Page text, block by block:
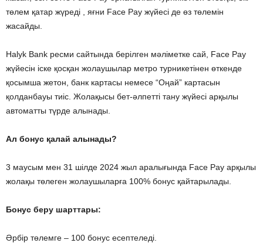
төлем қатар жүреді , яғни Face Pay жүйесі де өз төлемін
жасайды.
Halyk Bank ресми сайтында берілген мәліметке сай, Face Pay
жүйесін іске қосқан жолаушылар метро турникетінен өткенде
қосымша жетон, банк картасы немесе “Оңай” картасын
қолданбауы тиіс. Жолақысы бет-әлпетті тану жүйесі арқылы
автоматты түрде алынады.
Ал бонус қалай алынады?
3 маусым мен 31 шілде 2024 жыл аралығында Face Pay арқылы
жолақы төлеген жолаушыларға 100% бонус қайтарылады.
Бонус беру шарттары:
Әрбір төлемге – 100 бонус есептеледі.